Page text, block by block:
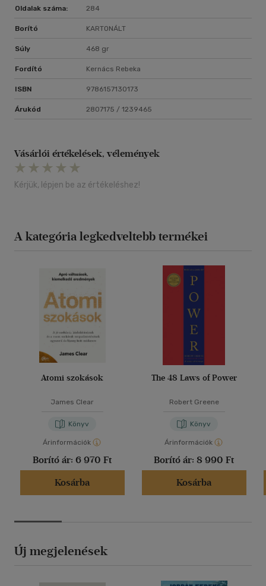
Oldalak száma: 284
Borító KARTONÁLT
Súly 468 gr
Fordító Kernács Rebeka
ISBN 9786157130173
Árukód 2807175 / 1239465
Vásárlói értékelések, vélemények
Kérjük, lépjen be az értékeléshez!
A kategória legkedveltebb termékei
Atomi szokások
James Clear
Könyv
Árinformációk
Borító ár: 6 970 Ft
Kosárba
The 48 Laws of Power
Robert Greene
Könyv
Árinformációk
Borító ár: 8 990 Ft
Kosárba
Új megjelenések